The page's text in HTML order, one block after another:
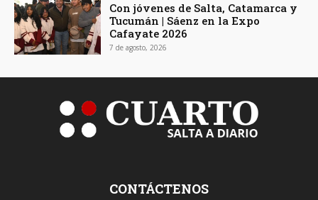
Con jóvenes de Salta, Catamarca y
Tucumán | Sáenz en la Expo
Cafayate 2026
7 de agosto, 2026
CONTÁCTENOS